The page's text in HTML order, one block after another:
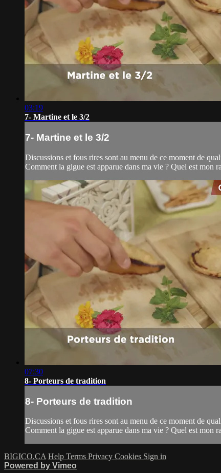
03:19
7- Martine et le 3/2
7- Martine et le 3/2
Discussions et fous rires sont au menu de ce moment de
Comment la gigue est apparue dans ma vie ? Quel est mon
07:30
8- Porteurs de tradition
8- Porteurs de tradition
Discussions et fous rires sont au menu de ce moment de
Comment la gigue est apparue dans ma vie ? Quel est mon
BIGICO.CA Help Terms Privacy Cookies Sign in
Powered by Vimeo